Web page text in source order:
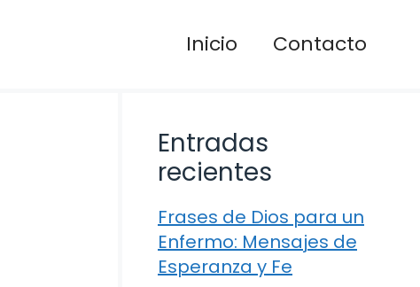
Inicio Contacto
Entradas
recientes
Frases de Dios para un
Enfermo: Mensajes de
Esperanza y Fe